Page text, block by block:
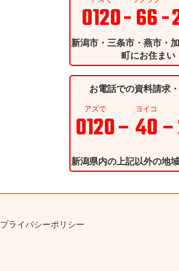
0120- 66 -
新潟市・三条市・燕市・
町にお住まい
お電話での資料請求
アズで
0120
ヨイコ
– 40 –
新潟県内の上記以外の地
プライバシーポリシー